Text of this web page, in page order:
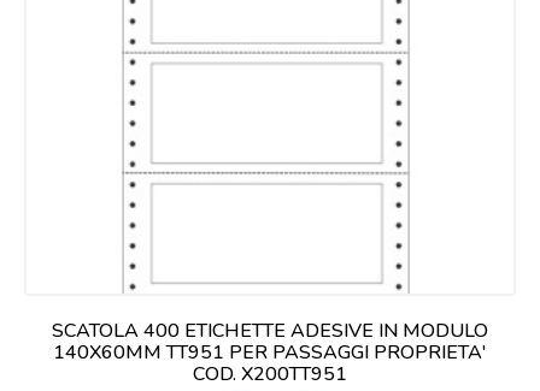
SCATOLA 400 ETICHETTE ADESIVE IN MODULO
140X60MM TT951 PER PASSAGGI PROPRIETA'
COD. X200TT951